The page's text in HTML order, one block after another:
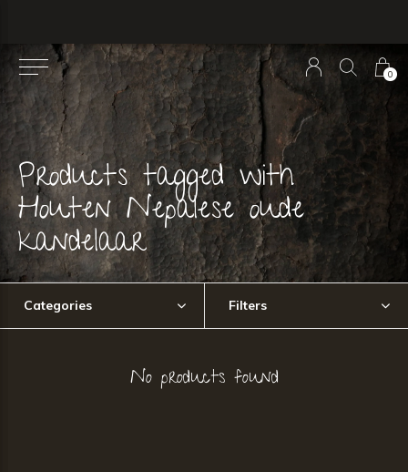
0
Products tagged with
Houten Nepalese oude
kandelaar
Categories Filters
No products found